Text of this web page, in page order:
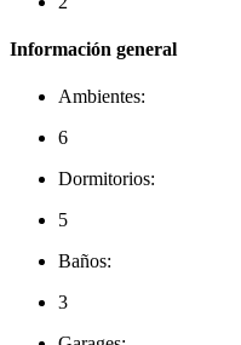
Información general
Ambientes:
6
Dormitorios:
5
Baños:
3